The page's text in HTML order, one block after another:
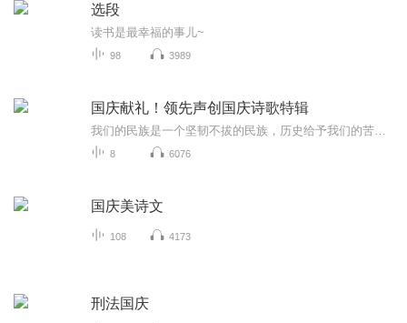
选段
读书是最幸福的事儿~
98 3989
国庆献礼！领先声创国庆诗歌特辑
8 6076
国庆美诗文
108 4173
刑法国庆